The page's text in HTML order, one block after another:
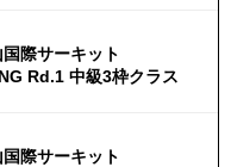
際サーキット
Rd.1 中級3枠クラス
際サーキット